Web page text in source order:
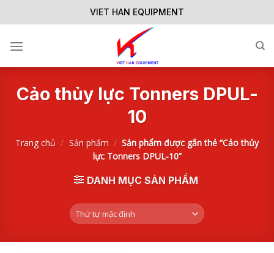
to
VIET HAN EQUIPMENT
Cảo thủy lực Tonners DPUL-
10
Trang chủ / Sản phẩm / Sản phẩm được gắn thẻ “Cảo thủy
lực Tonners DPUL-10”
DANH MỤC SẢN PHẨM